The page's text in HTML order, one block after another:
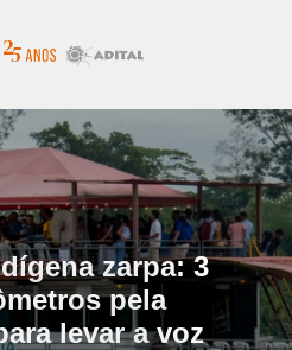
zarpa: 3
pela
levar a voz